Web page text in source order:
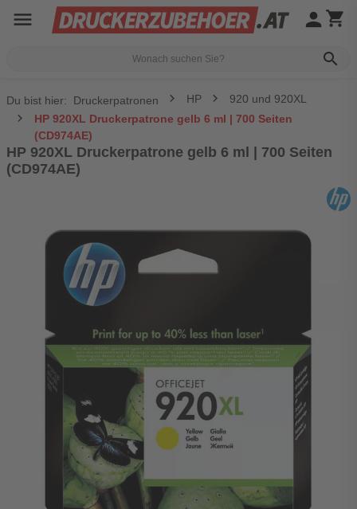
menu
search
person shopping_cart
Du bist hier: Druckerpatronen HP
920 und 920XL
HP 920XL Druckerpatrone gelb 6 ml | 700 Seiten
(CD974AE)
HP 920XL Druckerpatrone gelb 6 ml | 700 Seiten
(CD974AE)